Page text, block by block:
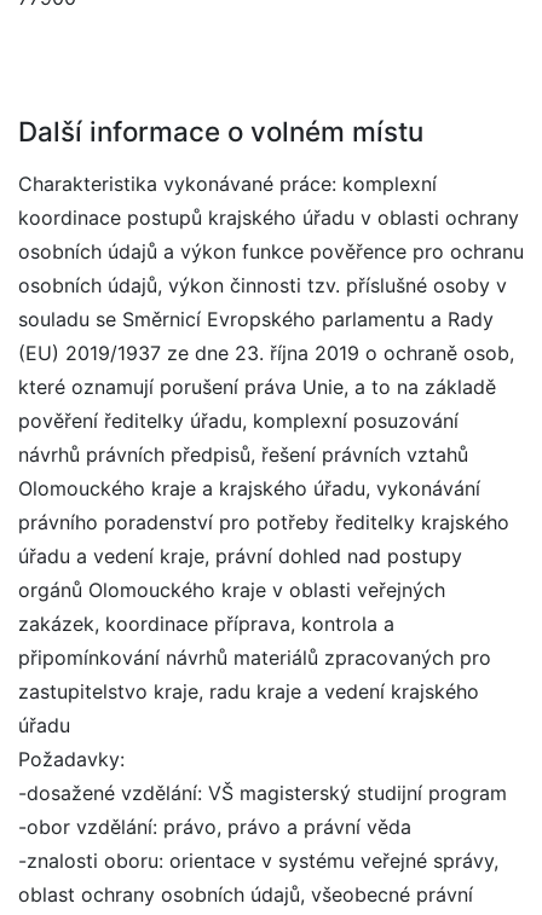
Další informace o volném místu
Charakteristika vykonávané práce: komplexní
koordinace postupů krajského úřadu v oblasti ochrany
osobních údajů a výkon funkce pověřence pro ochranu
osobních údajů, výkon činnosti tzv. příslušné osoby v
souladu se Směrnicí Evropského parlamentu a Rady
(EU) 2019/1937 ze dne 23. října 2019 o ochraně osob,
které oznamují porušení práva Unie, a to na základě
pověření ředitelky úřadu, komplexní posuzování
návrhů právních předpisů, řešení právních vztahů
Olomouckého kraje a krajského úřadu, vykonávání
právního poradenství pro potřeby ředitelky krajského
úřadu a vedení kraje, právní dohled nad postupy
orgánů Olomouckého kraje v oblasti veřejných
zakázek, koordinace příprava, kontrola a
připomínkování návrhů materiálů zpracovaných pro
zastupitelstvo kraje, radu kraje a vedení krajského
úřadu
Požadavky:
-dosažené vzdělání: VŠ magisterský studijní program
-obor vzdělání: právo, právo a právní věda
-znalosti oboru: orientace v systému veřejné správy,
oblast ochrany osobních údajů, všeobecné právní